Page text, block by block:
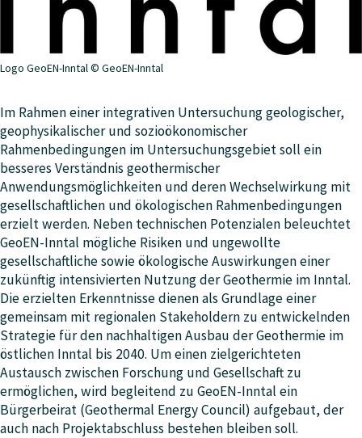
Logo GeoEN-Inntal © GeoEN-Inntal
Im Rahmen einer integrativen Untersuchung geologischer,
geophysikalischer und sozioökonomischer
Rahmenbedingungen im Untersuchungsgebiet soll ein
besseres Verständnis geothermischer
Anwendungsmöglichkeiten und deren Wechselwirkung mit
gesellschaftlichen und ökologischen Rahmenbedingungen
erzielt werden. Neben technischen Potenzialen beleuchtet
GeoEN-Inntal mögliche Risiken und ungewollte
gesellschaftliche sowie ökologische Auswirkungen einer
zukünftig intensivierten Nutzung der Geothermie im Inntal.
Die erzielten Erkenntnisse dienen als Grundlage einer
gemeinsam mit regionalen Stakeholdern zu entwickelnden
Strategie für den nachhaltigen Ausbau der Geothermie im
östlichen Inntal bis 2040. Um einen zielgerichteten
Austausch zwischen Forschung und Gesellschaft zu
ermöglichen, wird begleitend zu GeoEN-Inntal ein
Bürgerbeirat (Geothermal Energy Council) aufgebaut, der
auch nach Projektabschluss bestehen bleiben soll.